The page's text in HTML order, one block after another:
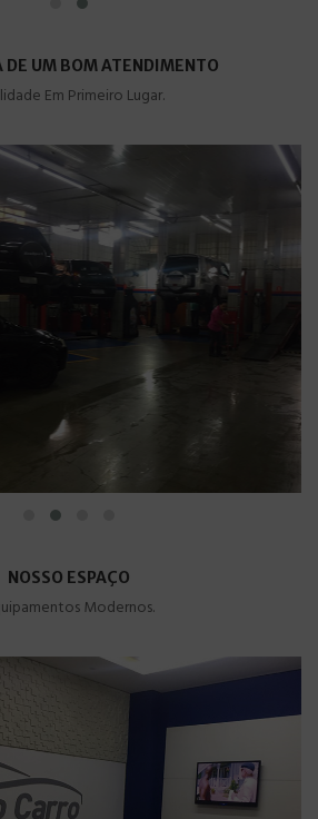
DE UM BOM ATENDIMENTO
Em Primeiro Lugar.
NOSSO ESPAÇO
Modernos.